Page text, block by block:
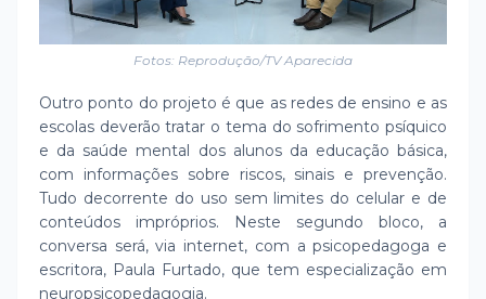
Fotos: Reprodução/TV Aparecida
Outro ponto do projeto é que as redes de ensino e as
escolas deverão tratar o tema do sofrimento psíquico
e da saúde mental dos alunos da educação básica,
com informações sobre riscos, sinais e prevenção.
Tudo decorrente do uso sem limites do celular e de
conteúdos impróprios. Neste segundo bloco, a
conversa será, via internet, com a psicopedagoga e
escritora, Paula Furtado, que tem especialização em
neuropsicopedagogia.